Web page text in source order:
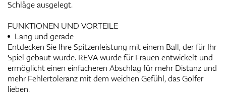
Schläge ausgelegt.
FUNKTIONEN UND VORTEILE
Lang und gerade
Entdecken Sie Ihre Spitzenleistung mit einem Ball, der für Ihr
Spiel gebaut wurde. REVA wurde für Frauen entwickelt und
ermöglicht einen einfacheren Abschlag für mehr Distanz und
mehr Fehlertoleranz mit dem weichen Gefühl, das Golfer
lieben.